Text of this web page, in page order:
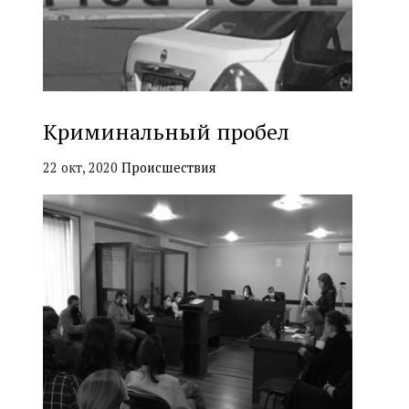
Криминальный пробел
22 окт, 2020 Происшествия